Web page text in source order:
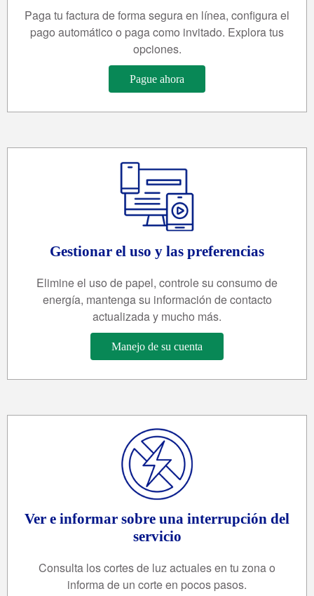
Paga tu factura de forma segura en línea, configura el
pago automático o paga como invitado. Explora tus
opciones.
Pague ahora
Gestionar el uso y las preferencias
Elimine el uso de papel, controle su consumo de
energía, mantenga su información de contacto
actualizada y mucho más.
Manejo de su cuenta
Ver e informar sobre una interrupción del
servicio
Consulta los cortes de luz actuales en tu zona o
informa de un corte en pocos pasos.